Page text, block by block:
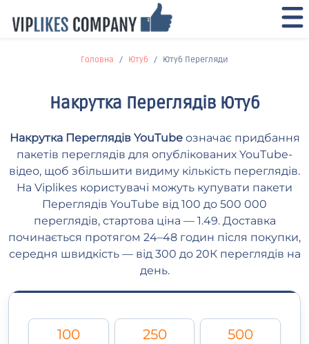
Головна Ютуб Ютуб Перегляди
Накрутка Переглядів Ютуб
Накрутка Переглядів YouTubeозначає придбання
пакетів переглядів для опублікованих YouTube-
відео, щоб збільшити видиму кількість переглядів.
На Viplikes користувачі можуть купувати пакети
Переглядів YouTube від 100 до 500 000
переглядів, стартова ціна — 1.49. Доставка
починається протягом 24–48 годин після покупки,
середня швидкість — від 300 до 20К переглядів на
день.
100
250
500